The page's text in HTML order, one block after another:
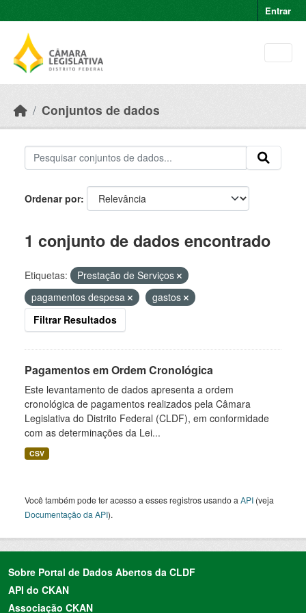
Entrar
Conjuntos de dados
Ordenar por
1 conjunto de dados encontrado
Etiquetas:
Prestação de Serviços
pagamentos despesa
gastos
Filtrar Resultados
Pagamentos em Ordem Cronológica
Este levantamento de dados apresenta a ordem
cronológica de pagamentos realizados pela Câmara
Legislativa do Distrito Federal (CLDF), em conformidade
com as determinações da Lei...
CSV
Você também pode ter acesso a esses registros usando a API (veja
Documentação da API).
Sobre Portal de Dados Abertos da CLDF
API do CKAN
Associação CKAN